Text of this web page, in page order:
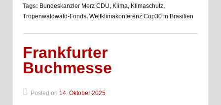
Tags: Bundeskanzler Merz CDU, Klima, Klimaschutz,
Tropenwaldwald-Fonds, Weltklimakonferenz Cop30 in Brasilien
Frankfurter
Buchmesse
Posted on 14. Oktober 2025